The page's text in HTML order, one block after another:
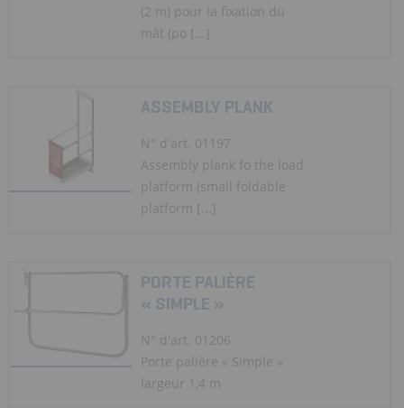
(2 m) pour la fixation du
mât (po [...]
ASSEMBLY PLANK
N° d'art. 01197
Assembly plank fo the load
platform (small foldable
platform [...]
PORTE PALIÈRE
« SIMPLE »
N° d'art. 01206
Porte palière « Simple »
largeur 1,4 m